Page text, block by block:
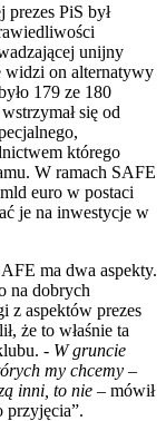
prezes PiS był
unijny
widzi on alternatywy
179 ze 180
się od
którego
W ramach SAFE
euro w postaci
je na inwestycje w
ma dwa aspekty.
na dobrych
z aspektów prezes
że to właśnie ta
- W gruncie
my chcemy –
inni, to nie – mówił
przyjęcia”.